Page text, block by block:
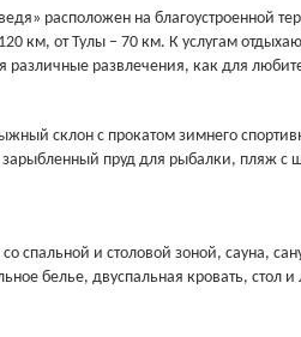
расположен на благоустроенной
км, от Тулы – 70 км. К услугам
развлечения, как для
склон с прокатом зимнего
зарыбленный пруд для рыбалки, пляж с
спальной и столовой зоной, сауна,
белье, двуспальная кровать, стол и